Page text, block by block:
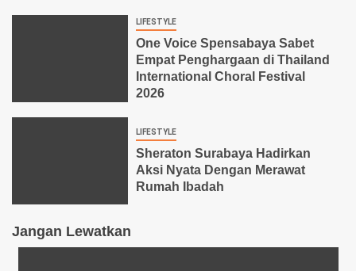
LIFESTYLE
One Voice Spensabaya Sabet
Empat Penghargaan di Thailand
International Choral Festival
2026
LIFESTYLE
Sheraton Surabaya Hadirkan
Aksi Nyata Dengan Merawat
Rumah Ibadah
Jangan Lewatkan